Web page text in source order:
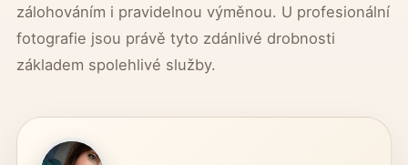
zálohováním i pravidelnou výměnou. U profesionální
fotografie jsou právě tyto zdánlivé drobnosti
základem spolehlivé služby.